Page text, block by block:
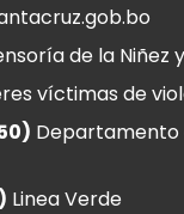
de la Niñez
víctimas de
Departamento
Linea Verde